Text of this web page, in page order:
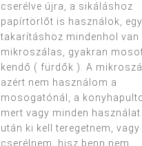
cserélve újra, a sikáláshoz
papírtörlőt is használok,
takarításhoz mindenhol van
mikroszálas, gyakran
kendő ( fürdők ). A
azért nem használom a
mosogatónál, a
mert vagy minden használat
után ki kell teregetnem, vagy
cserélnem, hisz benn nem